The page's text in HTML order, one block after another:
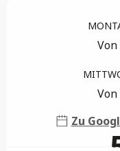
Von
Von
Zu